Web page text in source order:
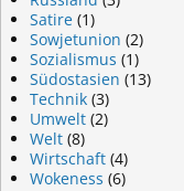
Satire (1)
Sowjetunion (2)
Sozialismus (1)
Südostasien (13)
Technik (3)
Umwelt (2)
Welt (8)
Wirtschaft (4)
Wokeness (6)